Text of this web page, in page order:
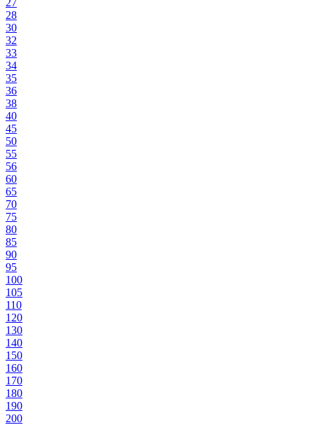
27
28
30
32
33
34
35
36
38
40
45
50
55
56
60
65
70
75
80
85
90
95
100
105
110
120
130
140
150
160
170
180
190
200